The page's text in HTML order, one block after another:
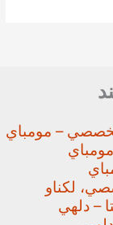
– مومباي
لكناو
– دلهي